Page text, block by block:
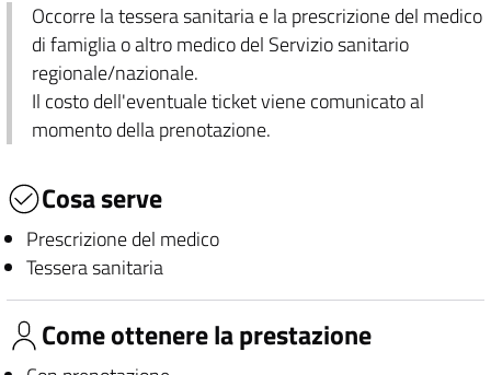
Occorre la tessera sanitaria e la prescrizione del medico
di famiglia o altro medico del Servizio sanitario
regionale/nazionale.
Il costo dell'eventuale ticket viene comunicato al
momento della prenotazione.
Cosa serve
Prescrizione del medico
Tessera sanitaria
Come ottenere la prestazione